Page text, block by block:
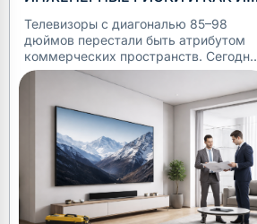
Телевизоры с диагональю 85–98
дюймов перестали быть атрибутом
коммерческих пространств. Сегодня
их всё чаще пытаются вписать в
обычные городские квартиры.
Желание получить «эффект кино»
понятно — б